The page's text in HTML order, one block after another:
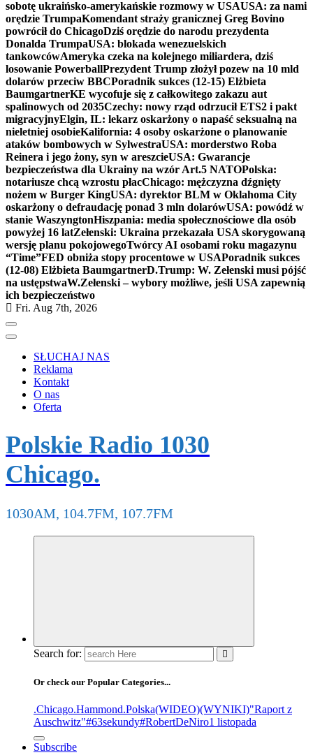
sobotę ukraińsko-amerykańskie rozmowy w USAUSA: za nami
orędzie TrumpaKomendant straży granicznej Greg Bovino
powrócił do ChicagoDziś orędzie do narodu prezydenta
Donalda TrumpaUSA: blokada wenezuelskich
tankowcówAmeryka czeka na kolejnego miliardera, dziś
losowanie PowerballPrezydent Trump złożył pozew na 10 mld
dolarów przeciw BBCPoradnik sukces (12-15) Elżbieta
BaumgartnerKE wycofuje się z całkowitego zakazu aut
spalinowych od 2035Czechy: nowy rząd odrzucił ETS2 i pakt
migracyjnyElgin, IL: lekarz oskarżony o napaść seksualną na
nieletniej osobieKalifornia: 4 osoby oskarżone o planowanie
ataków bombowych w SylwestraUSA: morderstwo Roba
Reinera i jego żony, syn w areszcieUSA: Gwarancje
bezpieczeństwa dla Ukrainy na wzór Art.5 NATOPolska:
notariusze chcą wzrostu płacChicago: mężczyzna dźgnięty
nożem w Burger KingUSA: dyrektor BLM w Oklahoma City
oskarżony o defraudację ponad 3 mln dolarówUSA: powódź w
stanie WaszyngtonHiszpania: media społecznościowe dla osób
powyżej 16 latZełenski: Ukraina przekazała USA skorygowaną
wersję planu pokojowegoTwórcy AI osobami roku magazynu
“Time”FED obniża stopy procentowe w USAPoradnik sukces
(12-08) Elżbieta BaumgartnerD.Trump: W. Zełenski musi pójść
na ustępstwaW.Zełenski – wybory możliwe, jeśli USA zapewnią
ich bezpieczeństwo
Fri. Aug 7th, 2026
SŁUCHAJ NAS
Reklama
Kontakt
O nas
Oferta
Polskie Radio 1030
Chicago.
1030AM, 104.7FM, 107.7FM
Search for:
Or check our Popular Categories...
.Chicago.Hammond.Polska(WIDEO)(WYNIKI)"Raport z
Auschwitz"#63sekundy#RobertDeNiro1 listopada
Subscribe